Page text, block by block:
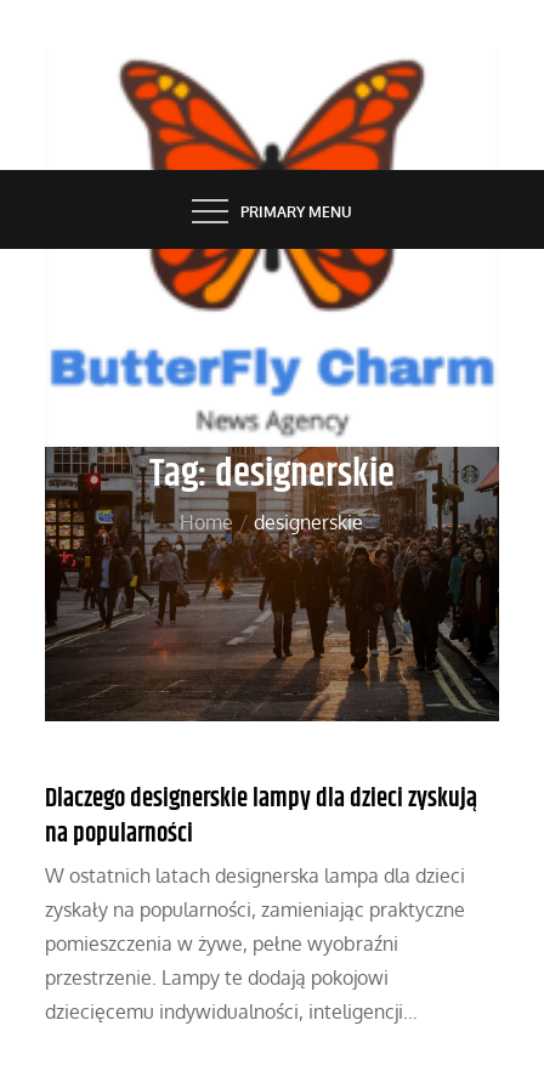
BUTTERFLY CHARM
PRIMARY MENU
Tag:designerskie
Home designerskie
Dlaczego designerskie lampy dla dzieci zyskują
na popularności
W ostatnich latach designerska lampa dla dzieci
zyskały na popularności, zamieniając praktyczne
pomieszczenia w żywe, pełne wyobraźni
przestrzenie. Lampy te dodają pokojowi
dziecięcemu indywidualności, inteligencji…